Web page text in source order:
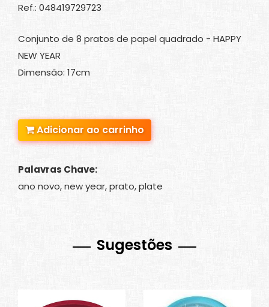
Ref.: 048419729723
Conjunto de 8 pratos de papel quadrado - HAPPY
NEW YEAR
Dimensão: 17cm
Adicionar ao carrinho
Palavras Chave:
ano novo, new year, prato, plate
Sugestões